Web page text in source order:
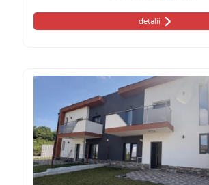
detalii